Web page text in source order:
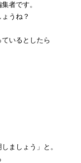
者です。
うね？
いるとしたら
ましょう」と。